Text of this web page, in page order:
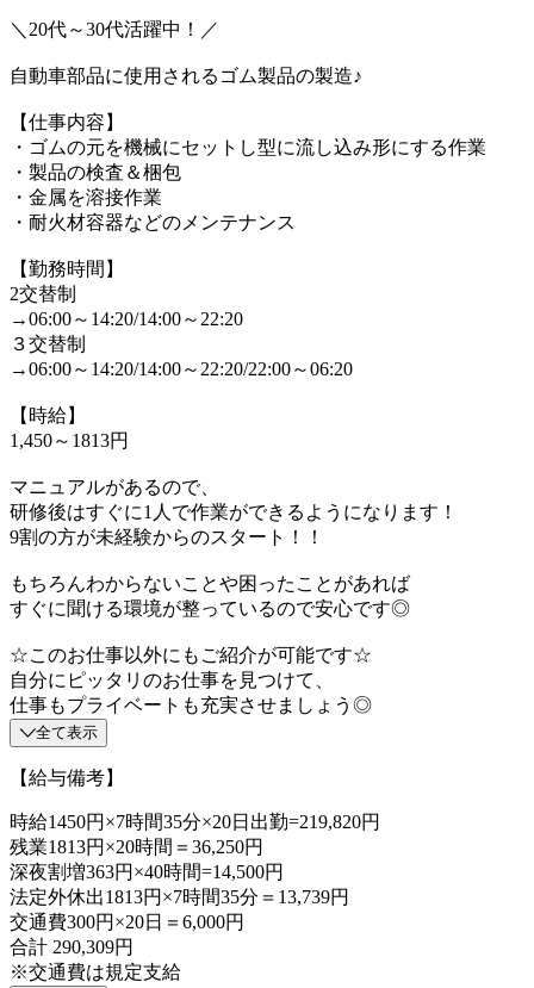
＼20代～30代活躍中！／
自動車部品に使用されるゴム製品の製造♪
【仕事内容】
・ゴムの元を機械にセットし型に流し込み形にする作業
・製品の検査＆梱包
・金属を溶接作業
・耐火材容器などのメンテナンス
【勤務時間】
2交替制
→06:00～14:20/14:00～22:20
３交替制
→06:00～14:20/14:00～22:20/22:00～06:20
【時給】
1,450～1813円
マニュアルがあるので、
研修後はすぐに1人で作業ができるようになります！
9割の方が未経験からのスタート！！
もちろんわからないことや困ったことがあれば
すぐに聞ける環境が整っているので安心です◎
☆このお仕事以外にもご紹介が可能です☆
自分にピッタリのお仕事を見つけて、
仕事もプライベートも充実させましょう◎
全て表示
【給与備考】
時給1450円×7時間35分×20日出勤=219,820円
残業1813円×20時間＝36,250円
深夜割増363円×40時間=14,500円
法定外休出1813円×7時間35分＝13,739円
交通費300円×20日＝6,000円
合計 290,309円
※交通費は規定支給